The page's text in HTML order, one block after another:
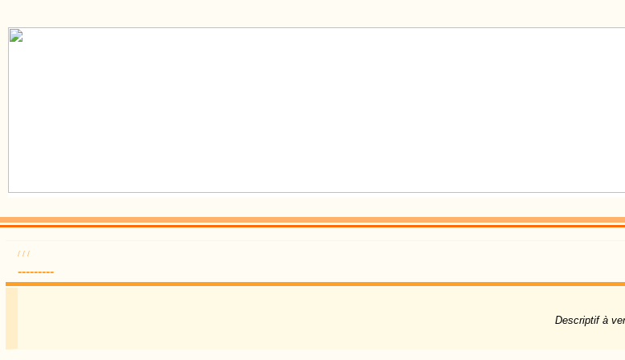
/ / /
---------
Descriptif à venir.